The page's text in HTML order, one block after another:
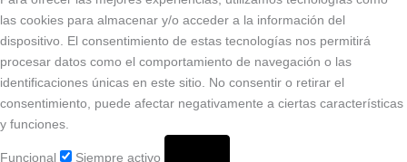
las cookies para almacenar y/o acceder a la información del
dispositivo. El consentimiento de estas tecnologías nos permitirá
procesar datos como el comportamiento de navegación o las
identificaciones únicas en este sitio. No consentir o retirar el
consentimiento, puede afectar negativamente a ciertas características
y funciones.
Funcional Siempre activo